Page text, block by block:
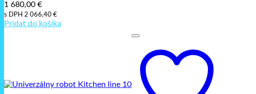
1 680,00 €
s DPH 2 066,40 €
Pridať do košíka